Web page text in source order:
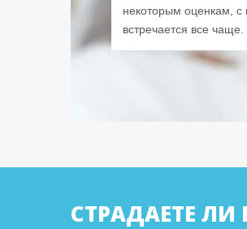
некоторым оценкам, с
встречается все чаще.
СТРАДАЕТЕ